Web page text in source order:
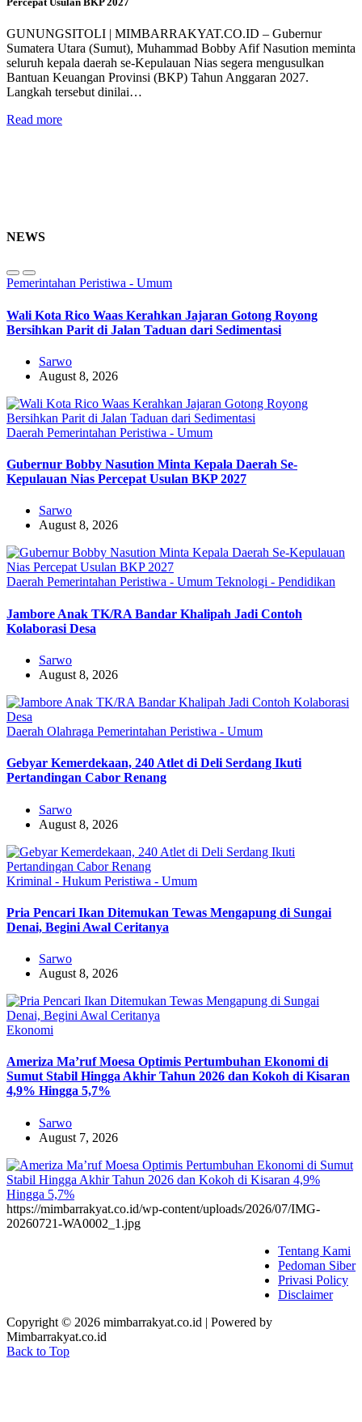
GUNUNGSITOLI | MIMBARRAKYAT.CO.ID – Gubernur
Sumatera Utara (Sumut), Muhammad Bobby Afif Nasution meminta
seluruh kepala daerah se-Kepulauan Nias segera mengusulkan
Bantuan Keuangan Provinsi (BKP) Tahun Anggaran 2027.
Langkah tersebut dinilai…
Read more
NEWS
Pemerintahan Peristiwa - Umum
Wali Kota Rico Waas Kerahkan Jajaran Gotong Royong
Bersihkan Parit di Jalan Taduan dari Sedimentasi
Sarwo
August 8, 2026
Daerah Pemerintahan Peristiwa - Umum
Gubernur Bobby Nasution Minta Kepala Daerah Se-
Kepulauan Nias Percepat Usulan BKP 2027
Sarwo
August 8, 2026
Daerah Pemerintahan Peristiwa - Umum Teknologi - Pendidikan
Jambore Anak TK/RA Bandar Khalipah Jadi Contoh
Kolaborasi Desa
Sarwo
August 8, 2026
Daerah Olahraga Pemerintahan Peristiwa - Umum
Gebyar Kemerdekaan, 240 Atlet di Deli Serdang Ikuti
Pertandingan Cabor Renang
Sarwo
August 8, 2026
Kriminal - Hukum Peristiwa - Umum
Pria Pencari Ikan Ditemukan Tewas Mengapung di Sungai
Denai, Begini Awal Ceritanya‎
Sarwo
August 8, 2026
Ekonomi
Ameriza Ma’ruf Moesa‎ Optimis Pertumbuhan Ekonomi di
Sumut Stabil Hingga Akhir Tahun 2026 dan Kokoh di Kisaran
4,9% Hingga 5,7%
Sarwo
August 7, 2026
https://mimbarrakyat.co.id/wp-content/uploads/2026/07/IMG-
20260721-WA0002_1.jpg
Tentang Kami
Pedoman Siber
Privasi Policy
Disclaimer
Copyright © 2026 mimbarrakyat.co.id | Powered by
Mimbarrakyat.co.id
Back to Top